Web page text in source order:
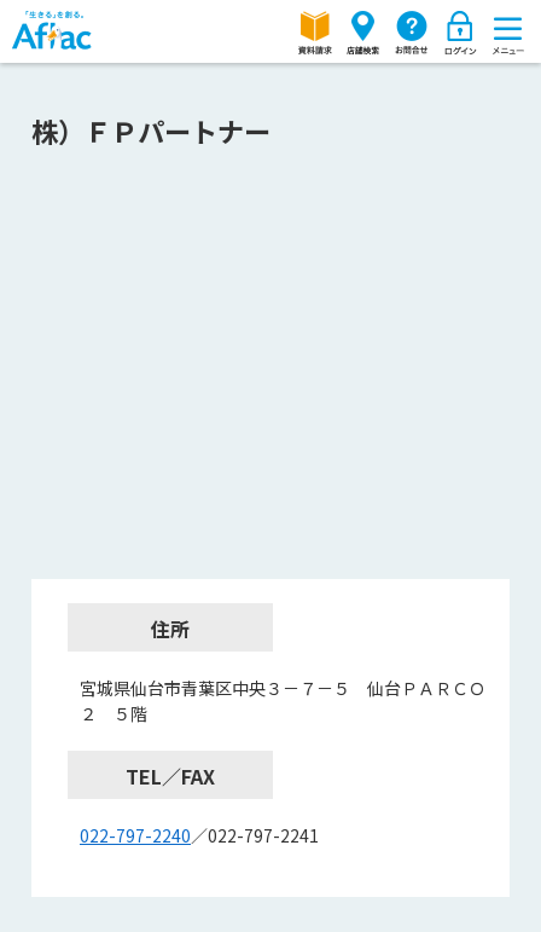
株）ＦＰパートナー
住所
宮城県仙台市青葉区中央３－７－５ 仙台ＰＡＲＣＯ
２ ５階
TEL／FAX
022-797-2240／022-797-2241